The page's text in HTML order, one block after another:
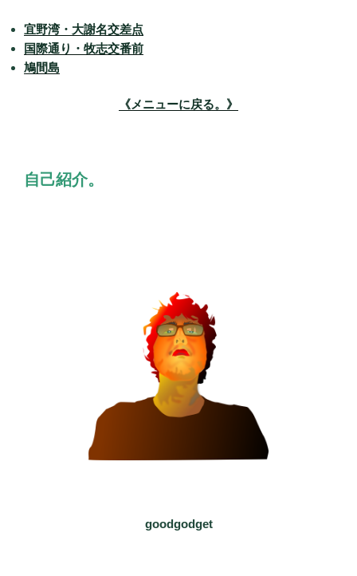
宜野湾・大謝名交差点
国際通り・牧志交番前
鳩間島
《メニューに戻る。》
自己紹介。
goodgodget